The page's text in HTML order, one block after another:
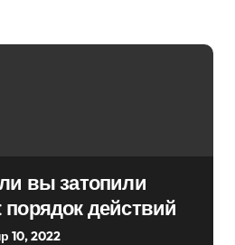
вы затопили
порядок действий
10, 2022